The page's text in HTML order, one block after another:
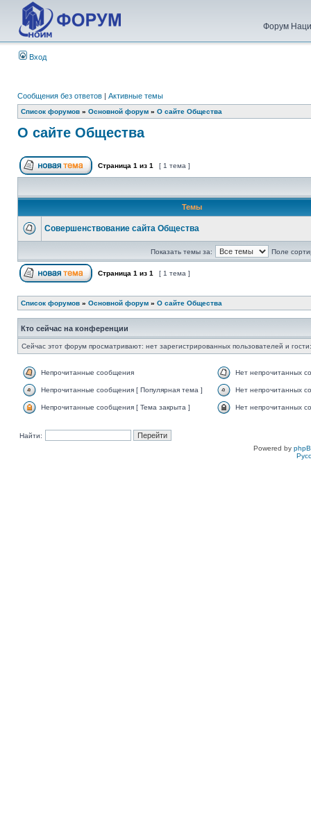
Форум
Вход
Сообщения без ответов | Активные темы
Список форумов » Основной форум » О сайте Общества
О сайте Общества
Страница 1 из 1 [ 1 тема ]
Темы
Совершенствование сайта Общества
Показать темы за: Поле
Страница 1 из 1 [ 1 тема ]
Список форумов » Основной форум » О сайте Общества
Кто сейчас на конференции
Сейчас этот форум просматривают: нет зарегистрированных пользователей и
Непрочитанные сообщения Нет непрочитанных
Непрочитанные сообщения [ Популярная тема ] Нет непрочитанных
Непрочитанные сообщения [ Тема закрыта ] Нет непрочитанных
Найти:
Powered by